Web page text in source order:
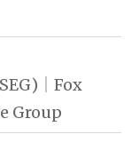
｜Fox
Group